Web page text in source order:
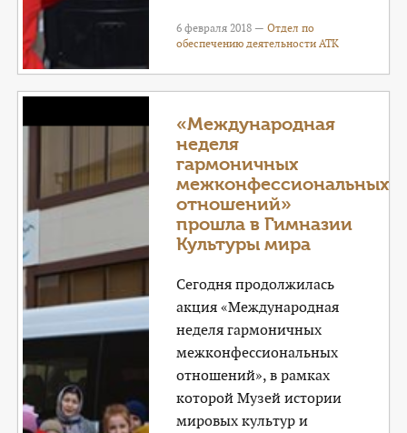
6 февраля 2018 —Отдел по
обеспечению деятельности АТК
«Международная
неделя
гармоничных
межконфессиональных
отношений»
прошла в Гимназии
Культуры мира
Сегодня продолжилась
акция «Международная
неделя гармоничных
межконфессиональных
отношений», в рамках
которой Музей истории
мировых культур и